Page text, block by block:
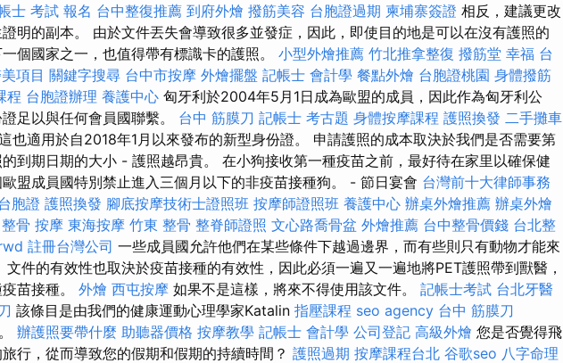
士 考試 報名 台中整復推薦 到府外燴 撥筋美容 台胞證過期 柬埔寨簽證 相反，建議更改
明的副本。 由於文件丟失會導致很多並發症，因此，即使目的地是可以在沒有護照的
個國家之一，也值得帶有標識卡的護照。 小型外燴推薦 竹北推拿整復 撥筋堂 幸福 台
項目 關鍵字搜尋 台中市按摩 外燴擺盤 記帳士 會計學 餐點外燴 台胞證桃園 身體撥筋
程 台胞證辦理 養護中心 匈牙利於2004年5月1日成為歐盟的成員，因此作為匈牙利公
足以與任何會員國聯繫。 台中 筋膜刀 記帳士 考古題 身體按摩課程 護照換發 二手攤車
也適用於自2018年1月以來發布的新型身份證。 申請護照的成本取決於我們是否需要第
到期日期的大小 - 護照越昂貴。 在小狗接收第一種疫苗之前，最好待在家里以確保健
盟成員國特別禁止進入三個月以下的非疫苗接種狗。 - 節日宴會 台灣前十大律師事務
胞證 護照換發 腳底按摩技術士證照班 按摩師證照班 養護中心 辦桌外燴推薦 辦桌外燴
骨 按摩 東海按摩 竹東 整骨 整脊師證照 文心路喬骨盆 外燴推薦 台中整骨價錢 台北整
註冊台灣公司 一些成員國允許他們在某些條件下越過邊界，而有些則只有動物才能來
文件的有效性也取決於疫苗接種的有效性，因此必須一遍又一遍地將PET護照帶到獸醫，
苗接種。 外燴 西屯按摩 如果不是這樣，將來不得使用該文件。 記帳士考試 台北牙醫
該條目是由我們的健康運動心理學家Katalin 指壓課程 seo agency 台中 筋膜刀
辦護照要帶什麼 助聽器價格 按摩教學 記帳士 會計學 公司登記 高級外燴 您是否覺得飛
行，從而導致您的假期和假期的持續時間？ 護照過期 按摩課程台北 谷歌seo 八字命理